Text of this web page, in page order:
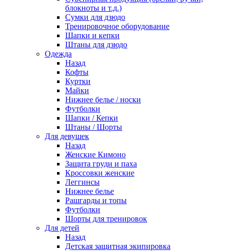
блокноты и т.д.)
Сумки для дзюдо
Тренировочное оборудование
Шапки и кепки
Штаны для дзюдо
Одежда
Назад
Кофты
Куртки
Майки
Нижнее белье / носки
Футболки
Шапки / Кепки
Штаны / Шорты
Для девушек
Назад
Женские Кимоно
Защита груди и паха
Кроссовки женские
Леггинсы
Нижнее белье
Рашгарды и топы
Футболки
Шорты для тренировок
Для детей
Назад
Детская защитная экипировка